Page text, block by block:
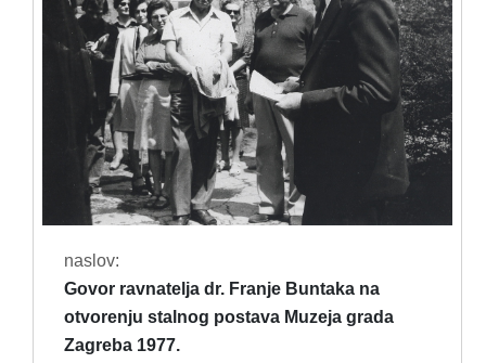
naslov:
Govor ravnatelja dr. Franje Buntaka na
otvorenju stalnog postava Muzeja grada
Zagreba 1977.